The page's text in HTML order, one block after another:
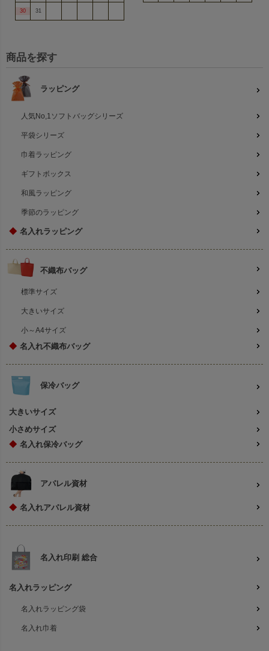
30 31
商品を探す
ラッピング
人気No,1ソフトバッグシリーズ
平袋シリーズ
巾着ラッピング
ギフトボックス
和風ラッピング
季節のラッピング
◆ 名入れラッピング
不織布バッグ
標準サイズ
大きいサイズ
小～A4サイズ
◆ 名入れ不織布バッグ
保冷バッグ
大きいサイズ
小さめサイズ
◆ 名入れ保冷バッグ
アパレル資材
◆ 名入れアパレル資材
名入れ印刷 総合
名入れラッピング
名入れラッピング袋
名入れ巾着